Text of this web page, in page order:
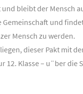
bleibt der Mensch
und
Mensch zu werden.
dieser Pakt mit
Klasse – u¨ber